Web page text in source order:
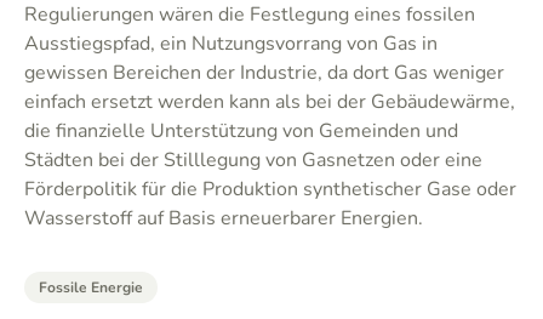
Regulierungen wären die Festlegung eines fossilen
Ausstiegspfad, ein Nutzungsvorrang von Gas in
gewissen Bereichen der Industrie, da dort Gas weniger
einfach ersetzt werden kann als bei der Gebäudewärme,
die finanzielle Unterstützung von Gemeinden und
Städten bei der Stilllegung von Gasnetzen oder eine
Förderpolitik für die Produktion synthetischer Gase oder
Wasserstoff auf Basis erneuerbarer Energien.
Fossile Energie